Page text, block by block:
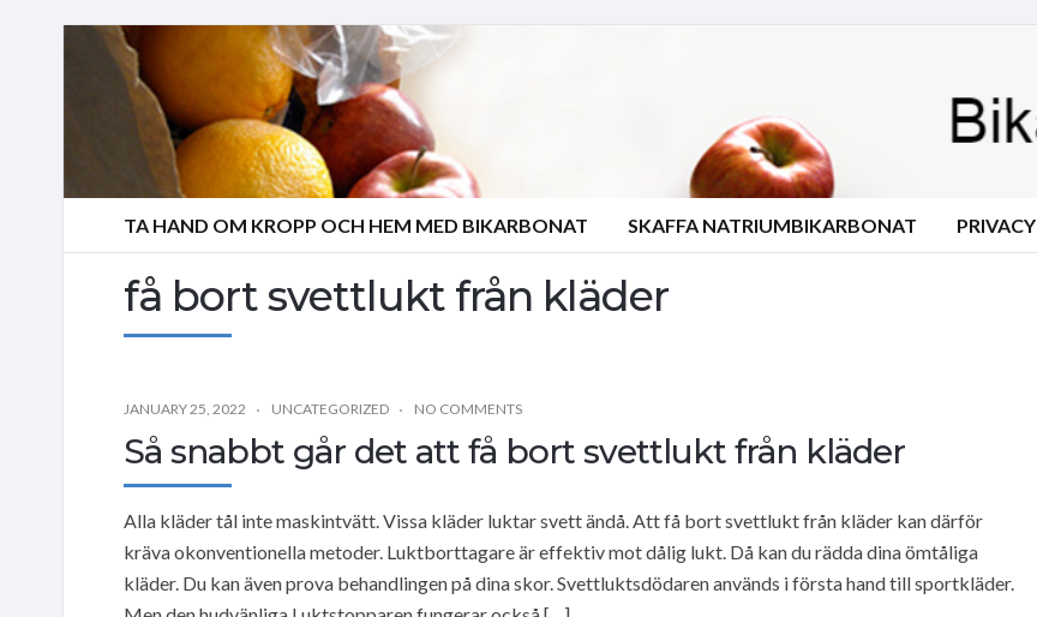
TA HAND OM KROPP OCH HEM MED BIKARBONAT SKAFFA NATRIUMBIKARBONAT PRIVACY
få bort svettlukt från kläder
JANUARY 25, 2022 UNCATEGORIZED NO COMMENTS
Så snabbt går det att få bort svettlukt från kläder
Alla kläder tål inte maskintvätt. Vissa kläder luktar svett ändå. Att få bort svettlukt från kläder kan därför
kräva okonventionella metoder. Luktborttagare är effektiv mot dålig lukt. Då kan du rädda dina ömtåliga
kläder. Du kan även prova behandlingen på dina skor. Svettluktsdödaren används i första hand till sportkläder.